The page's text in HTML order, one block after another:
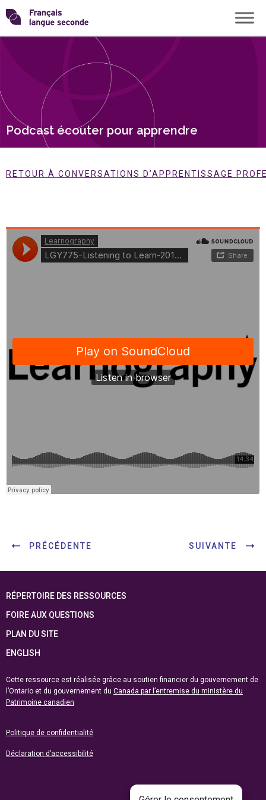
Skip
to
content
Transformons
langue
Podcast écouter pour apprendre
RETOUR À CONVERSATIONS D’APPRENTISSAGE
PRÉCÉDENTE SUIVANTE
RÉPERTOIRE DES RESSOURCES
FOIRE AUX QUESTIONS
PLAN DU SITE
ENGLISH
Cette ressource est réalisée grâce au soutien financier du gouvernement de
l’Ontario et du gouvernement du Canada par l’entremise du ministère du
Patrimoine canadien
Politique de confidentialité
Déclaration d’accessibilité